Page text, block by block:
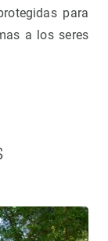
para
a los seres